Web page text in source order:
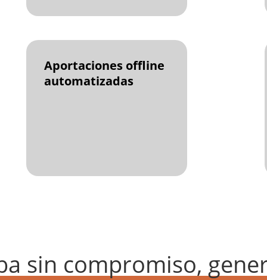
Aportaciones offline
automatizadas
sin compromiso,